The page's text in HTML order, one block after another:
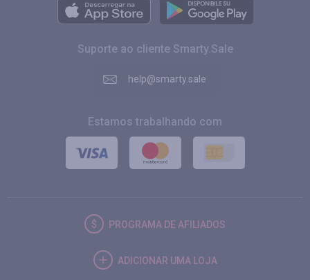
Suporte ao cliente Smarty.Sale
help@smarty.sale
Estamos trabalhando com
PROGRAMA DE AFILIADOS
ADICIONAR UMA LOJA